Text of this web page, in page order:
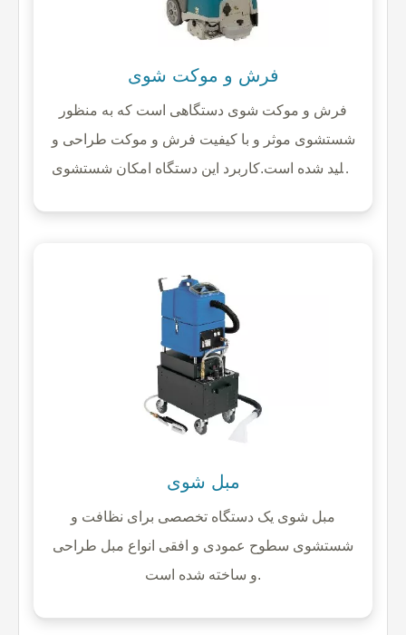
فرش و موکت شوی
فرش و موکت شوی دستگاهی است که به منظور
شستشوی موثر و با کیفیت فرش و موکت طراحی و
تولید شده است.کاربرد این دستگاه امکان شستشوی
مبل شوی
مبل شوی یک دستگاه تخصصی برای نظافت و
شستشوی سطوح عمودی و افقی انواع مبل طراحی
و ساخته شده است.